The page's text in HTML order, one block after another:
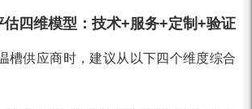
四维模型：技术+服务+定制+验证
槽供应商时，建议从以下四个维度综合